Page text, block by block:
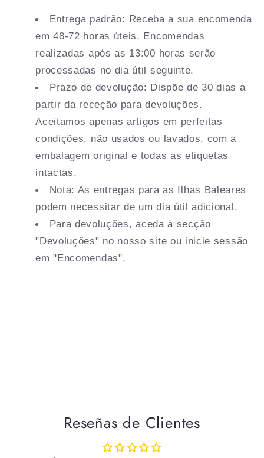
Entrega padrão: Receba a sua encomenda
em 48-72 horas úteis. Encomendas
realizadas após as 13:00 horas serão
processadas no dia útil seguinte.
Prazo de devolução: Dispõe de 30 dias a
partir da receção para devoluções.
Aceitamos apenas artigos em perfeitas
condições, não usados ou lavados, com a
embalagem original e todas as etiquetas
intactas.
Nota: As entregas para as Ilhas Baleares
podem necessitar de um dia útil adicional.
Para devoluções, aceda à secção
"Devoluções" no nosso site ou inicie sessão
em "Encomendas".
Reseñas de Clientes